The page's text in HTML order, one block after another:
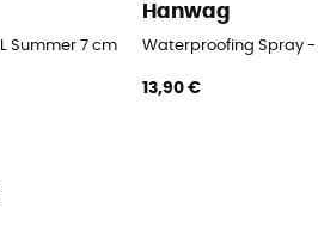
Summer 7 cm Blister
Hanwag
Waterproofing Spray
13,90 €